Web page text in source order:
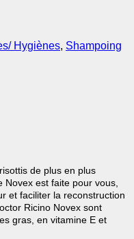
Hygiènes, Shampoing
de plus en plus
Novex est faite pour vous,
et faciliter la reconstruction
Ricino Novex sont
gras, en vitamine E et